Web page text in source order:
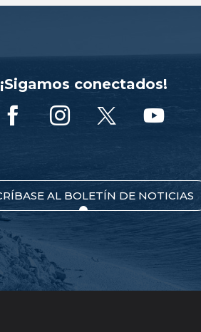
¡Sigamos conectados!
AL BOLETÍN DE NOTICIAS